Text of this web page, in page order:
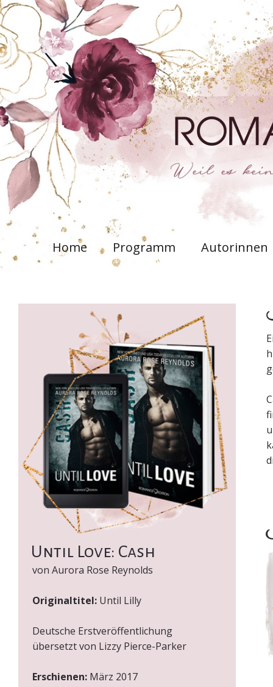
Home Programm Autorinnen
Until Love: Cash
von Aurora Rose Reynolds
Originaltitel: Until Lilly
Deutsche Erstveröffentlichung
übersetzt von Lizzy Pierce-Parker
Erschienen: März 2017